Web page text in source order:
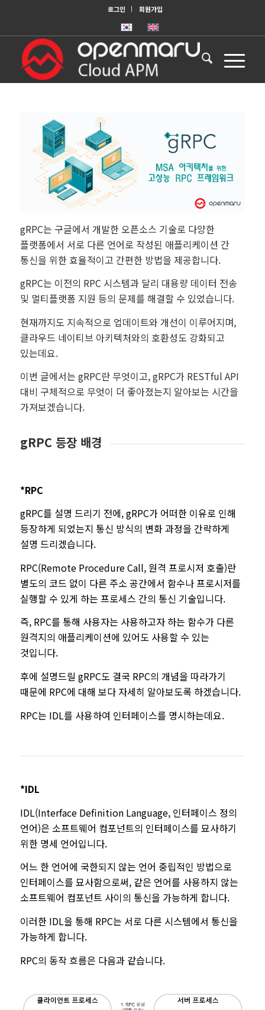
로그인 회원가입
gRPC는 구글에서 개발한 오픈소스 기술로 다양한
플랫폼에서 서로 다른 언어로 작성된 애플리케이션 간
통신을 위한 효율적이고 간편한 방법을 제공합니다.
gRPC는 이전의 RPC 시스템과 달리 대용량 데이터 전송
및 멀티플랫폼 지원 등의 문제를 해결할 수 있었습니다.
현재까지도 지속적으로 업데이트와 개선이 이루어지며,
클라우드 네이티브 아키텍처와의 호환성도 강화되고
있는데요.
이번 글에서는 gRPC란 무엇이고, gRPC가 RESTful API
대비 구체적으로 무엇이 더 좋아졌는지 알아보는 시간을
가져보겠습니다.
gRPC 등장 배경
*RPC
gRPC를 설명 드리기 전에, gRPC가 어떠한 이유로 인해
등장하게 되었는지 통신 방식의 변화 과정을 간략하게
설명 드리겠습니다.
RPC(Remote Procedure Call, 원격 프로시저 호출)란
별도의 코드 없이 다른 주소 공간에서 함수나 프로시저를
실행할 수 있게 하는 프로세스 간의 통신 기술입니다.
즉, RPC를 통해 사용자는 사용하고자 하는 함수가 다른
원격지의 애플리케이션에 있어도 사용할 수 있는
것입니다.
후에 설명드릴 gRPC도 결국 RPC의 개념을 따라가기
때문에 RPC에 대해 보다 자세히 알아보도록 하겠습니다.
RPC는 IDL를 사용하여 인터페이스를 명시하는데요.
*IDL
IDL(Interface Definition Language, 인터페이스 정의
언어)은 소프트웨어 컴포넌트의 인터페이스를 묘사하기
위한 명세 언어입니다.
어느 한 언어에 국한되지 않는 언어 중립적인 방법으로
인터페이스를 묘사함으로써, 같은 언어를 사용하지 않는
소프트웨어 컴포넌트 사이의 통신을 가능하게 합니다.
이러한 IDL을 통해 RPC는 서로 다른 시스템에서 통신을
가능하게 합니다.
RPC의 동작 흐름은 다음과 같습니다.